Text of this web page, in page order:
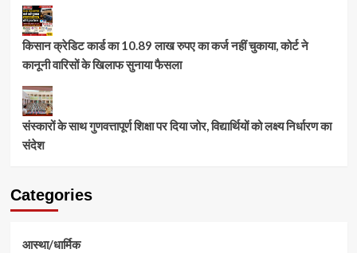
किसान क्रेडिट कार्ड का 10.89 लाख रुपए का कर्ज नहीं चुकाया, कोर्ट ने
कानूनी वारिसों के खिलाफ सुनाया फैसला
संस्कारों के साथ गुणवत्तापूर्ण शिक्षा पर दिया जोर, विद्यार्थियों को लक्ष्य निर्धारण का
संदेश
Categories
आस्था/धार्मिक